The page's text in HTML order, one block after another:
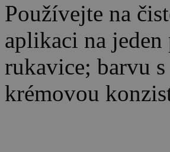
Používejte na
aplikaci na
rukavice; barvu
krémovou